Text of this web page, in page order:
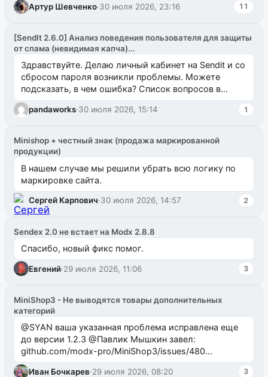
Артур Шевченко·30 июля 2026, 23:16 11
[SendIt 2.6.0] Анализ поведения пользователя для защиты
от спама (невидимая капча)...
Здравствуйте. Делаю личный кабинет на Sendit и со
сбросом пароля возникли проблемы. Можете
подсказать, в чем ошибка? Список вопросов в
одноименном разделе на modx.pro пока пуст, и,...
pandaworks·30 июля 2026, 15:14 1
Minishop + честный знак (продажа маркированной
продукции)
В нашем случае мы решили убрать всю логику по
маркировке сайта.
Сергей Карпович·30 июля 2026, 14:57 2
Sendex 2.0 не встает на Modx 2.8.8
Спасибо, новый фикс помог.
Евгений·29 июля 2026, 11:06 3
MiniShop3 - Не выводятся товары дополнительных
категорий
@SYAN ваша указанная проблема исправлена еще
до версии 1.2.3 @Павлик Мышкин завел:
github.com/modx-pro/MiniShop3/issues/480
github.com/modx-pro/MiniShop3/issues/481Исправим
Иван Бочкарев·29 июля 2026, 08:20 3